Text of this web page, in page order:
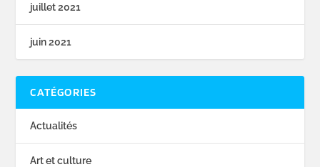
juillet 2021
juin 2021
CATÉGORIES
Actualités
Art et culture